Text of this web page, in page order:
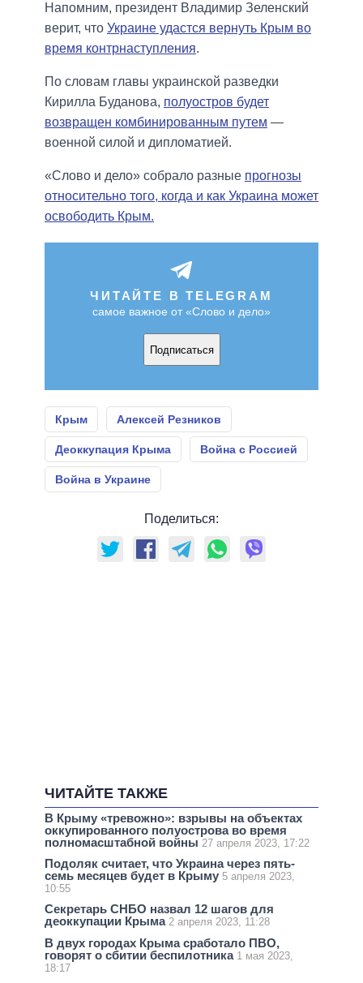
Напомним, президент Владимир Зеленский
верит, что Украине удастся вернуть Крым во
время контрнаступления.
По словам главы украинской разведки
Кирилла Буданова, полуостров будет
возвращен комбинированным путем —
военной силой и дипломатией.
«Слово и дело» собрало разные прогнозы
относительно того, когда и как Украина может
освободить Крым.
ЧИТАЙТЕ В TELEGRAM
самое важное от «Слово и дело»
Подписаться
Крым Алексей Резников
Деоккупация Крыма Война с Россией
Война в Украине
Поделиться:
ЧИТАЙТЕ ТАКЖЕ
В Крыму «тревожно»: взрывы на объектах
оккупированного полуострова во время
полномасштабной войны 27 апреля 2023, 17:22
Подоляк считает, что Украина через пять-
семь месяцев будет в Крыму 5 апреля 2023,
10:55
Секретарь СНБО назвал 12 шагов для
деоккупации Крыма 2 апреля 2023, 11:28
В двух городах Крыма сработало ПВО,
говорят о сбитии беспилотника 1 мая 2023,
18:17